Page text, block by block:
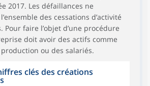
2017. Les défaillances ne
des cessations d’activité
Pour faire l’objet d’une procédure
doit avoir des actifs comme
ou des salariés.
clés des créations